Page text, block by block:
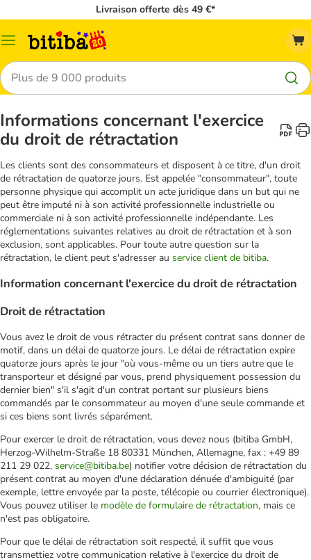
Livraison offerte dès 49 €*
Menu
Rechercher
Informations concernant l'exercice
du droit de rétractation
Les clients sont des consommateurs et disposent à ce titre, d'un droit
de rétractation de quatorze jours. Est appelée "consommateur", toute
personne physique qui accomplit un acte juridique dans un but qui ne
peut être imputé ni à son activité professionnelle industrielle ou
commerciale ni à son activité professionnelle indépendante. Les
réglementations suivantes relatives au droit de rétractation et à son
exclusion, sont applicables. Pour toute autre question sur la
rétractation, le client peut s'adresser au service client de bitiba.
Information concernant l'exercice du droit de rétractation
Droit de rétractation
Vous avez le droit de vous rétracter du présent contrat sans donner de
motif, dans un délai de quatorze jours. Le délai de rétractation expire
quatorze jours après le jour "où vous-même ou un tiers autre que le
transporteur et désigné par vous, prend physiquement possession du
dernier bien" s'il s'agit d'un contrat portant sur plusieurs biens
commandés par le consommateur au moyen d'une seule commande et
si ces biens sont livrés séparément.
Pour exercer le droit de rétractation, vous devez nous (bitiba GmbH,
Herzog-Wilhelm-Straße 18 80331 München, Allemagne, fax : +49 89
211 29 022, service@bitiba.be) notifier votre décision de rétractation du
présent contrat au moyen d'une déclaration dénuée d'ambiguité (par
exemple, lettre envoyée par la poste, télécopie ou courrier électronique).
Vous pouvez utiliser le modèle de formulaire de rétractation, mais ce
n'est pas obligatoire.
Pour que le délai de rétractation soit respecté, il suffit que vous
transmettiez votre communication relative à l'exercice du droit de